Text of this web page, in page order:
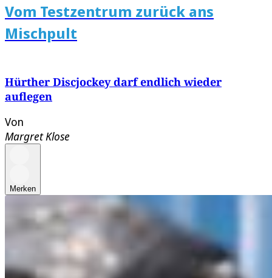
Vom Testzentrum zurück ans
Mischpult
Hürther Discjockey darf endlich wieder
auflegen
Von
Margret Klose
Merken